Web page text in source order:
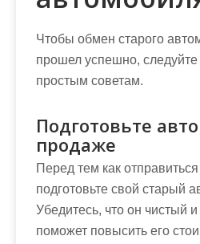
Чтобы обмен старого
прошел успешно, следуйте
простым советам.
Подготовьте
продаже
Перед тем как
подготовьте свой старый
Убедитесь, что он чистый
поможет повысить его